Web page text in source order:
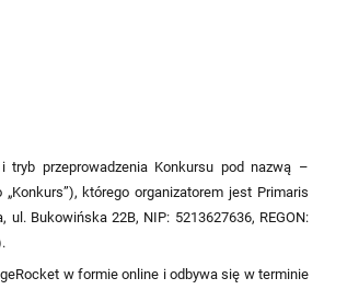
tryb przeprowadzenia Konkursu pod nazwą –
którego organizatorem jest Primaris
Bukowińska 22B, NIP: 5213627636, REGON:
w formie online i odbywa się w terminie